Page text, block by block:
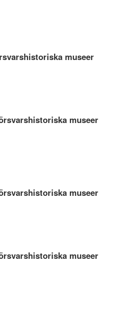
museer
museer
museer
museer